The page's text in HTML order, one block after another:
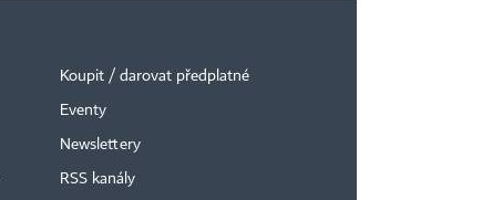
Koupit / darovat předplatné
Eventy
Newslettery
RSS kanály